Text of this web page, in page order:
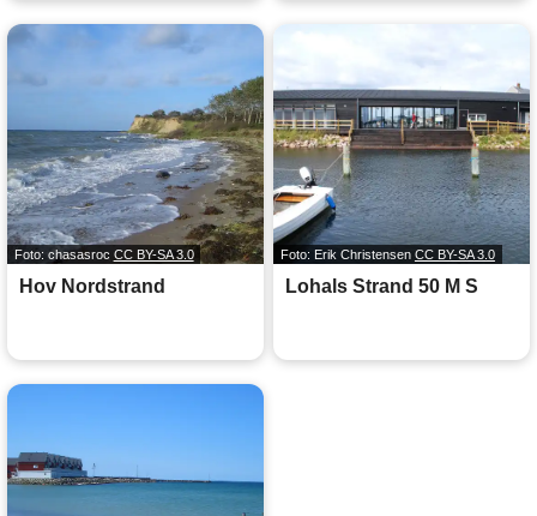
Foto: chasasroc CC BY-SA 3.0
Hov Nordstrand
Foto: Erik Christensen CC BY-SA 3.0
Lohals Strand 50 M S